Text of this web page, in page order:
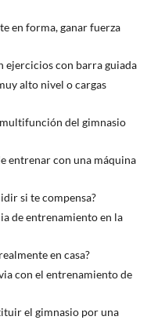
en forma, ganar fuerza
ejercicios con barra guiada
alto nivel o cargas
del gimnasio
entrenar con una máquina
si te compensa?
de entrenamiento en la
en casa?
con el entrenamiento de
el gimnasio por una